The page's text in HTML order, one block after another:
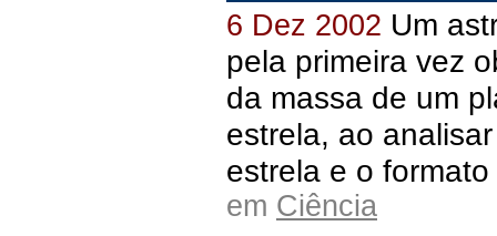
6 Dez 2002 Um
pela primeira vez
da massa de um
estrela, ao
estrela e o
em Ciência